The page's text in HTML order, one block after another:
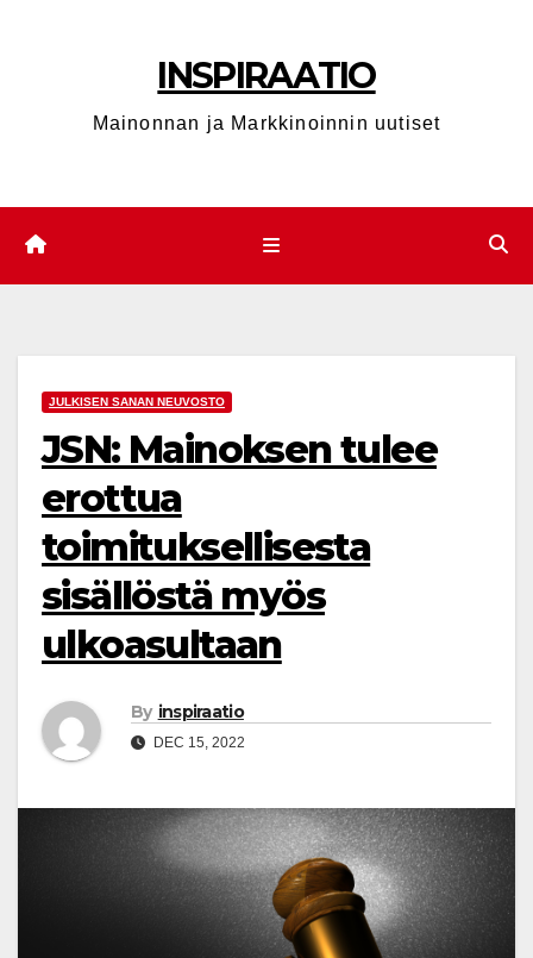
INSPIRAATIO
Mainonnan ja Markkinoinnin uutiset
JULKISEN SANAN NEUVOSTO
JSN: Mainoksen tulee
erottua
toimituksellisesta
sisällöstä myös
ulkoasultaan
By inspiraatio
DEC 15, 2022